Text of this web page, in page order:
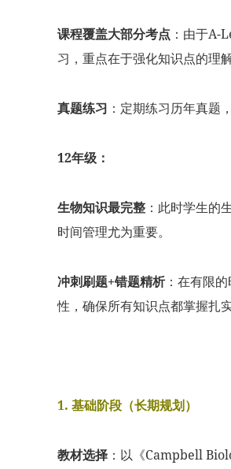
课程覆盖大部分考点 ：由于A-
习，重点在于强化知识点的理解
真题练习 ：定期练习历年真题
12年级：
生物知识最完整 ：此时学生的
时间管理尤为重要。
冲刺刷题+错题精析：在有限
性，确保所有知识点都掌握扎实
1. 基础阶段（长期规划）
教材选择 ：以《Campbell